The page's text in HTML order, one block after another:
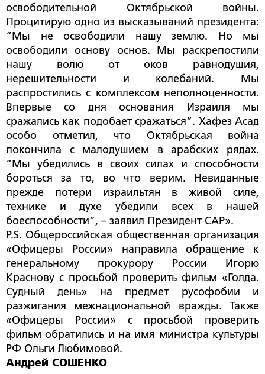
освободительной Октябрьской войны.
Процитирую одно из высказываний президента:
“Мы не освободили нашу землю. Но мы
освободили основу основ. Мы раскрепостили
нашу волю от оков равнодушия,
нерешительности и колебаний. Мы
распростились с комплексом неполноценности.
Впервые со дня основания Израиля мы
сражались как подобает сражаться”. Хафез Асад
особо отметил, что Октябрьская война
покончила с малодушием в арабских рядах.
“Мы убедились в своих силах и способности
бороться за то, во что верим. Невиданные
прежде потери израильтян в живой силе,
технике и духе убедили всех в нашей
боеспособности”, – заявил Президент САР».
P.S. Общероссийская общественная организация
«Офицеры России» направила обращение к
генеральному прокурору России Игорю
Краснову с просьбой проверить фильм «Голда.
Судный день» на предмет русофобии и
разжигания межнациональной вражды. Также
«Офицеры России» с просьбой проверить
фильм обратились и на имя министра культуры
РФ Ольги Любимовой.
Андрей СОШЕНКО